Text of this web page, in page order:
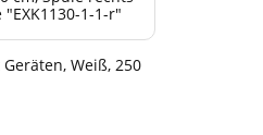
Weiß, 250